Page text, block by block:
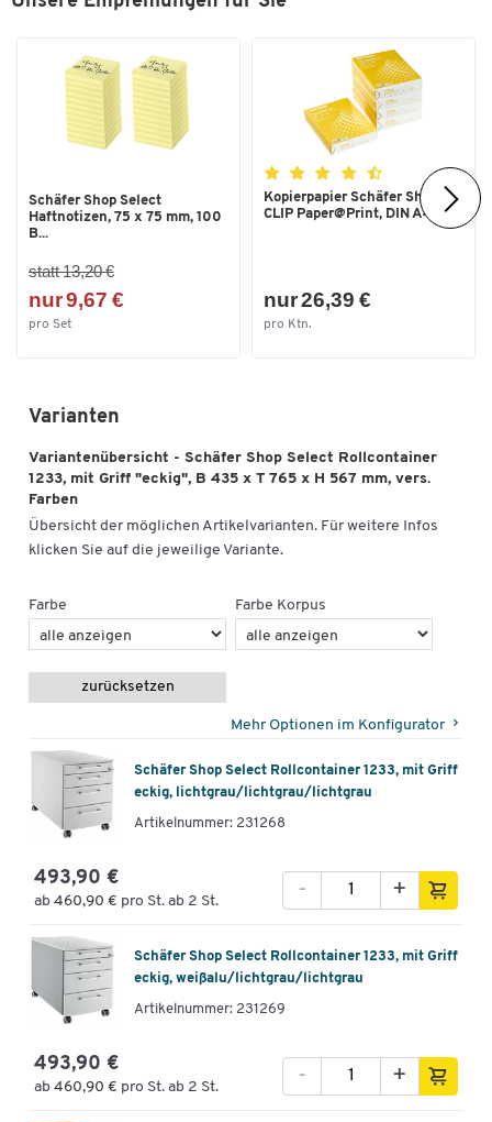
Selbsteinzug Ja, ohne Dämpfung
Utensilienauszug
435
Tiefe [mm] 765
Schäfer Shop Select
Haftnotizen, 75 x 75 mm, 100
B...
statt 13,20 €
nur 9,67 €
pro Set
Kopierpapier Schäfer Shop
CLIP Paper@Print, DIN A4...
nur 26,39 €
pro Ktn.
Varianten
Variantenübersicht - Schäfer Shop Select Rollcontainer
1233, mit Griff "eckig", B 435 x T 765 x H 567 mm, vers.
Farben
Übersicht der möglichen Artikelvarianten. Für weitere Infos
klicken Sie auf die jeweilige Variante.
Farbe Farbe Korpus
zurücksetzen
Mehr Optionen im Konfigurator
Schäfer Shop Select Rollcontainer 1233, mit Griff
eckig, lichtgrau/lichtgrau/lichtgrau
Artikelnummer: 231268
493,90 €
ab 460,90 € pro St. ab 2 St.
+
-
Schäfer Shop Select Rollcontainer 1233, mit Griff
eckig, weißalu/lichtgrau/lichtgrau
Artikelnummer: 231269
493,90 €
ab 460,90 € pro St. ab 2 St.
+
-
Zum Zoomen doppeltippen